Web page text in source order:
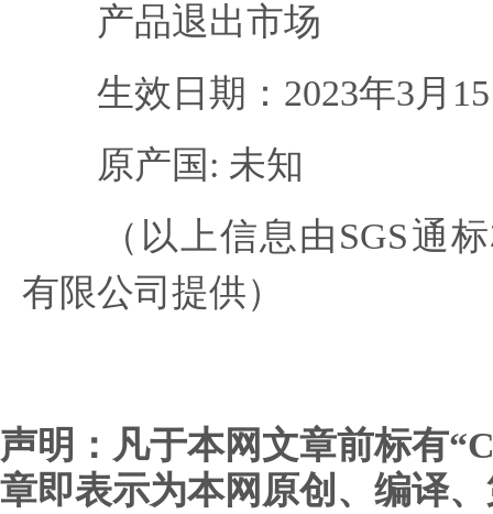
产品退出市场
生效日期：2023年3月
原产国: 未知
（以上信息由SGS通标
有限公司提供）
声明：凡于本网文章前标有
章即表示为本网原创、编译